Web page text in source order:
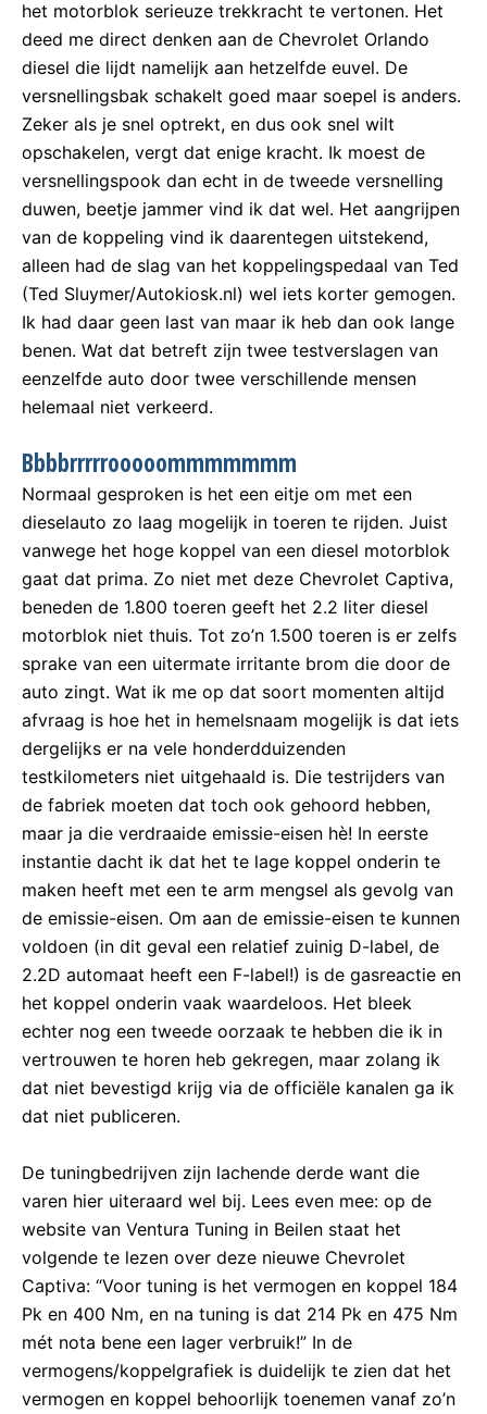
het motorblok serieuze trekkracht te vertonen. Het
deed me direct denken aan de Chevrolet Orlando
diesel die lijdt namelijk aan hetzelfde euvel. De
versnellingsbak schakelt goed maar soepel is anders.
Zeker als je snel optrekt, en dus ook snel wilt
opschakelen, vergt dat enige kracht. Ik moest de
versnellingspook dan echt in de tweede versnelling
duwen, beetje jammer vind ik dat wel. Het aangrijpen
van de koppeling vind ik daarentegen uitstekend,
alleen had de slag van het koppelingspedaal van Ted
(Ted Sluymer/Autokiosk.nl) wel iets korter gemogen.
Ik had daar geen last van maar ik heb dan ook lange
benen. Wat dat betreft zijn twee testverslagen van
eenzelfde auto door twee verschillende mensen
helemaal niet verkeerd.
Bbbbrrrrrooooommmmmmm
Normaal gesproken is het een eitje om met een
dieselauto zo laag mogelijk in toeren te rijden. Juist
vanwege het hoge koppel van een diesel motorblok
gaat dat prima. Zo niet met deze Chevrolet Captiva,
beneden de 1.800 toeren geeft het 2.2 liter diesel
motorblok niet thuis. Tot zo’n 1.500 toeren is er zelfs
sprake van een uitermate irritante brom die door de
auto zingt. Wat ik me op dat soort momenten altijd
afvraag is hoe het in hemelsnaam mogelijk is dat iets
dergelijks er na vele honderdduizenden
testkilometers niet uitgehaald is. Die testrijders van
de fabriek moeten dat toch ook gehoord hebben,
maar ja die verdraaide emissie-eisen hè! In eerste
instantie dacht ik dat het te lage koppel onderin te
maken heeft met een te arm mengsel als gevolg van
de emissie-eisen. Om aan de emissie-eisen te kunnen
voldoen (in dit geval een relatief zuinig D-label, de
2.2D automaat heeft een F-label!) is de gasreactie en
het koppel onderin vaak waardeloos. Het bleek
echter nog een tweede oorzaak te hebben die ik in
vertrouwen te horen heb gekregen, maar zolang ik
dat niet bevestigd krijg via de officiële kanalen ga ik
dat niet publiceren.
De tuningbedrijven zijn lachende derde want die
varen hier uiteraard wel bij. Lees even mee: op de
website van Ventura Tuning in Beilen staat het
volgende te lezen over deze nieuwe Chevrolet
Captiva: “Voor tuning is het vermogen en koppel 184
Pk en 400 Nm, en na tuning is dat 214 Pk en 475 Nm
mét nota bene een lager verbruik!” In de
vermogens/koppelgrafiek is duidelijk te zien dat het
vermogen en koppel behoorlijk toenemen vanaf zo’n